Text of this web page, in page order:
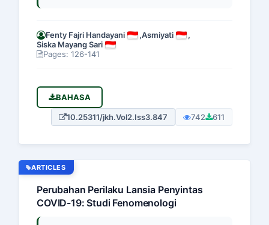
Fenty Fajri Handayani ,Asmiyati
,
Siska Mayang Sari
Pages: 126-141
BAHASA
10.25311/jkh.Vol2.Iss3.847 742 611
ARTICLES
Perubahan Perilaku Lansia Penyintas
COVID-19: Studi Fenomenologi